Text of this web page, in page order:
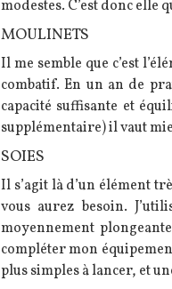
modestes. C’est donc elle
MOULINETS
Il me semble que c’est
combatif. En un an de
capacité suffisante et
supplémentaire) il vaut
SOIES
Il s’agit là d’un élément
vous aurez besoin.
moyennement
compléter mon
plus simples à lancer, et